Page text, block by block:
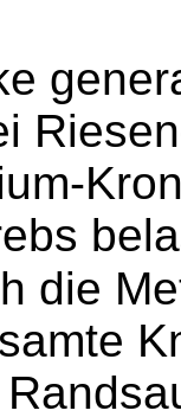
die